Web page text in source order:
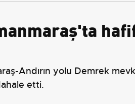
Andırın yolu Demrek
etti.